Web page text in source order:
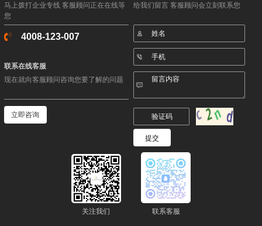
马上拨打企业专线 客服顾问正在在线等
您
4008-123-007
联系在线客服
现在就向客服顾问咨询您要了解的问题
立即咨询
给我们留言 客服顾问会立刻联系您
关注我们 联系客服